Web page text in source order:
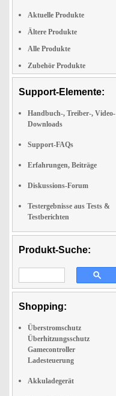
Aktuelle Produkte
Ältere Produkte
Alle Produkte
Zubehör Produkte
Support-Elemente:
Handbuch-, Treiber-, Video-
Downloads
Support-FAQs
Erfahrungen, Beiträge
Diskussions-Forum
Testergebnisse aus Tests &
Testberichten
Produkt-Suche:
Shopping:
Überstromschutz
Überhitzungsschutz
Gamecontroller
Ladesteuerung
Akkuladegerät